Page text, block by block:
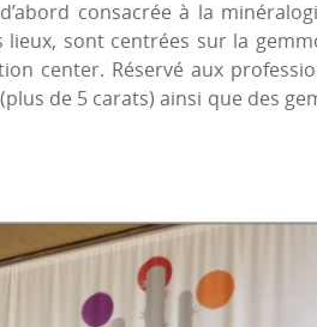
consacrée à la
sont centrées sur la
center. Réservé aux
de 5 carats) ainsi que des